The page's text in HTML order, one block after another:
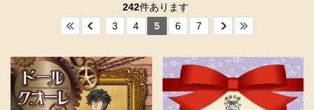
242件あります
3
4 5 6 7